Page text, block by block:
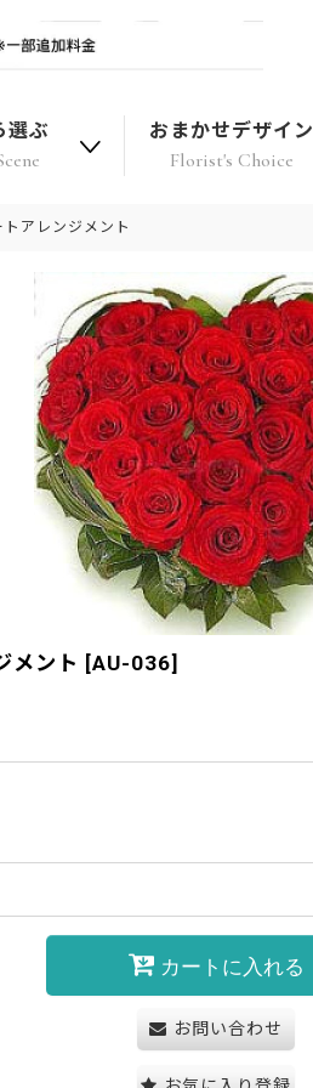
選ぶ おまかせデザイン
Florist's Choice
アレンジメント
メント [AU-036]
カートに入れる
お問い合わせ